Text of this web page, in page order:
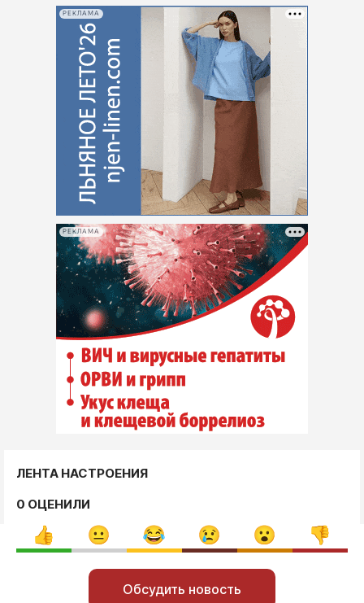
РЕКЛАМА
РЕКЛАМА
ЛЕНТА НАСТРОЕНИЯ
0 ОЦЕНИЛИ
Обсудить новость